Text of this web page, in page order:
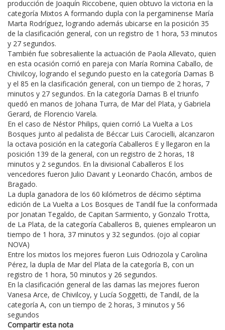
producción de Joaquín Riccobene, quien obtuvo la victoria en la
categoría Mixtos A formando dupla con la pergaminense María
Marta Rodríguez, logrando además ubicarse en la posición 35
de la clasificación general, con un registro de 1 hora, 53 minutos
y 27 segundos.
También fue sobresaliente la actuación de Paola Allevato, quien
en esta ocasión corrió en pareja con María Romina Caballo, de
Chivilcoy, logrando el segundo puesto en la categoría Damas B
y el 85 en la clasificación general, con un tiempo de 2 horas, 7
minutos y 27 segundos. En la categoría Damas B el triunfo
quedó en manos de Johana Turra, de Mar del Plata, y Gabriela
Gerard, de Florencio Varela.
En el caso de Néstor Philips, quien corrió La Vuelta a Los
Bosques junto al pedalista de Béccar Luis Carocielli, alcanzaron
la octava posición en la categoría Caballeros E y llegaron en la
posición 139 de la general, con un registro de 2 horas, 18
minutos y 2 segundos. En la divisional Caballeros E los
vencedores fueron Julio Davant y Leonardo Chacón, ambos de
Bragado.
La dupla ganadora de los 60 kilómetros de décimo séptima
edición de La Vuelta a Los Bosques de Tandil fue la conformada
por Jonatan Tegaldo, de Capitan Sarmiento, y Gonzalo Trotta,
de La Plata, de la categoría Caballeros B, quienes emplearon un
tiempo de 1 hora, 37 minutos y 32 segundos. (ojo al copiar
NOVA)
Entre los mixtos los mejores fueron Luis Odriozola y Carolina
Pérez, la dupla de Mar del Plata de la categoría B, con un
registro de 1 hora, 50 minutos y 26 segundos.
En la clasificación general de las damas las mejores fueron
Vanesa Arce, de Chivilcoy, y Lucía Soggetti, de Tandil, de la
categoría A, con un tiempo de 2 horas, 3 minutos y 56
segundos
Compartir esta nota